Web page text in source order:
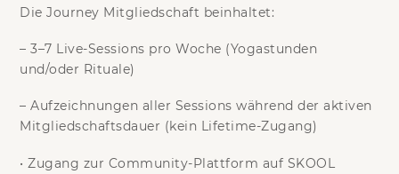
Die Journey Mitgliedschaft beinhaltet:
–3–7 Live-Sessions pro Woche (Yogastunden
und/oder Rituale)
–Aufzeichnungen aller Sessions während der aktiven
Mitgliedschaftsdauer (kein Lifetime-Zugang)
•Zugang zur Community-Plattform auf SKOOL